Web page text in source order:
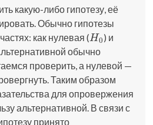
какую-либо гипотезу, её
Обычно гипотезы
как нулевая (H0
H0) и
обычно
проверить, а нулевой —
Таким образом
для опровержения
альтернативной. В связи с
принято